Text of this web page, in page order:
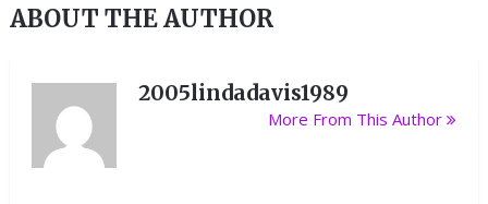
ABOUT THE AUTHOR
2005lindadavis1989
More From This Author